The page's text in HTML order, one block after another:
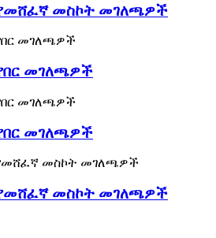
የመሸፈኛ መስኮት መገለጫዎች
መገለጫዎች
መገለጫዎች
የመሸፈኛ መስኮት መገለጫዎች